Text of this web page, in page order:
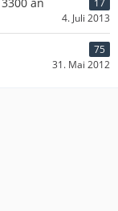
4. Juli 2013
75
31. Mai 2012